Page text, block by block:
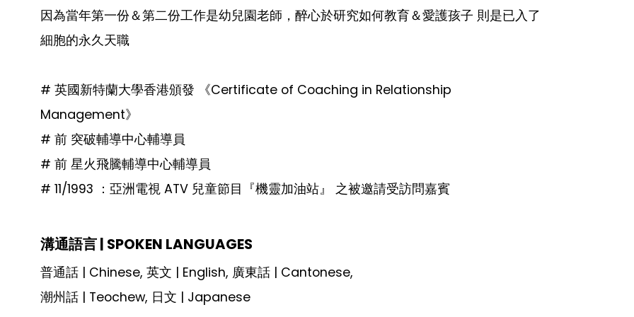
因為當年第一份＆第二份工作是幼兒園老師，醉心於研究如何教育＆愛護孩子 則是已入了
細胞的永久天職
# 英國新特蘭大學香港頒發 《Certificate of Coaching in Relationship
Management》
# 前 突破輔導中心輔導員
# 前 星火飛騰輔導中心輔導員
# 11/1993 ：亞洲電視 ATV 兒童節目『機靈加油站』 之被邀請受訪問嘉賓
溝通語言 | SPOKEN LANGUAGES
普通話 | Chinese, 英文 | English, 廣東話 | Cantonese,
潮州話 | Teochew, 日文 | Japanese